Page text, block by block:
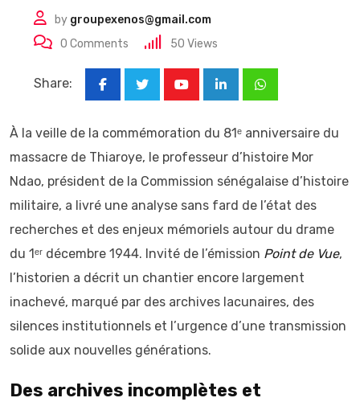
by groupexenos@gmail.com
0 Comments 50 Views
Share:
LinkedInWhatsapp
À la veille de la commémoration du 81ᵉ anniversaire du
massacre de Thiaroye, le professeur d’histoire Mor
Ndao, président de la Commission sénégalaise d’histoire
militaire, a livré une analyse sans fard de l’état des
recherches et des enjeux mémoriels autour du drame
du 1ᵉʳ décembre 1944. Invité de l’émission Point de Vue,
l’historien a décrit un chantier encore largement
inachevé, marqué par des archives lacunaires, des
silences institutionnels et l’urgence d’une transmission
solide aux nouvelles générations.
Des archives incomplètes et